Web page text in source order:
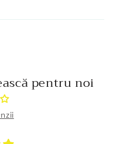
pentru noi